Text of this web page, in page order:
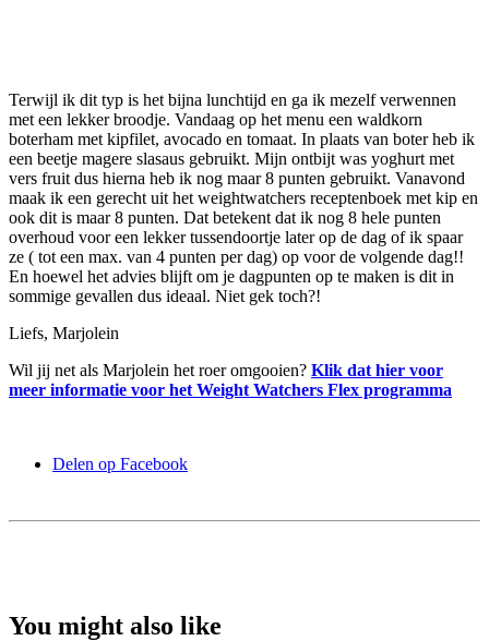
Terwijl ik dit typ is het bijna lunchtijd en ga ik mezelf verwennen
met een lekker broodje. Vandaag op het menu een waldkorn
boterham met kipfilet, avocado en tomaat. In plaats van boter heb ik
een beetje magere slasaus gebruikt. Mijn ontbijt was yoghurt met
vers fruit dus hierna heb ik nog maar 8 punten gebruikt. Vanavond
maak ik een gerecht uit het weightwatchers receptenboek met kip en
ook dit is maar 8 punten. Dat betekent dat ik nog 8 hele punten
overhoud voor een lekker tussendoortje later op de dag of ik spaar
ze ( tot een max. van 4 punten per dag) op voor de volgende dag!!
En hoewel het advies blijft om je dagpunten op te maken is dit in
sommige gevallen dus ideaal. Niet gek toch?!
Liefs, Marjolein
Wil jij net als Marjolein het roer omgooien? Klik dat hier voor
meer informatie voor het Weight Watchers Flex programma
Delen op Facebook
You might also like